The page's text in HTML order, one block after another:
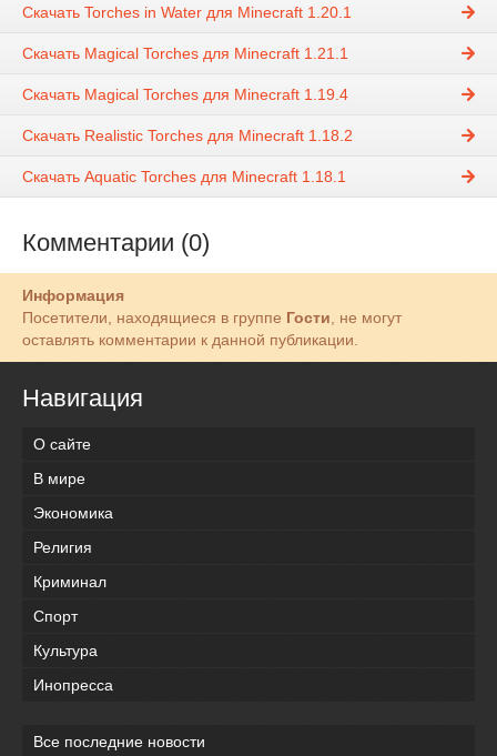
Скачать Torches in Water для Minecraft 1.20.1
Скачать Magical Torches для Minecraft 1.21.1
Скачать Magical Torches для Minecraft 1.19.4
Скачать Realistic Torches для Minecraft 1.18.2
Скачать Aquatic Torches для Minecraft 1.18.1
Комментарии (0)
Информация
Посетители, находящиеся в группе Гости , не могут
оставлять комментарии к данной публикации.
Навигация
О сайте
В мире
Экономика
Религия
Криминал
Спорт
Культура
Инопресса
Все последние новости